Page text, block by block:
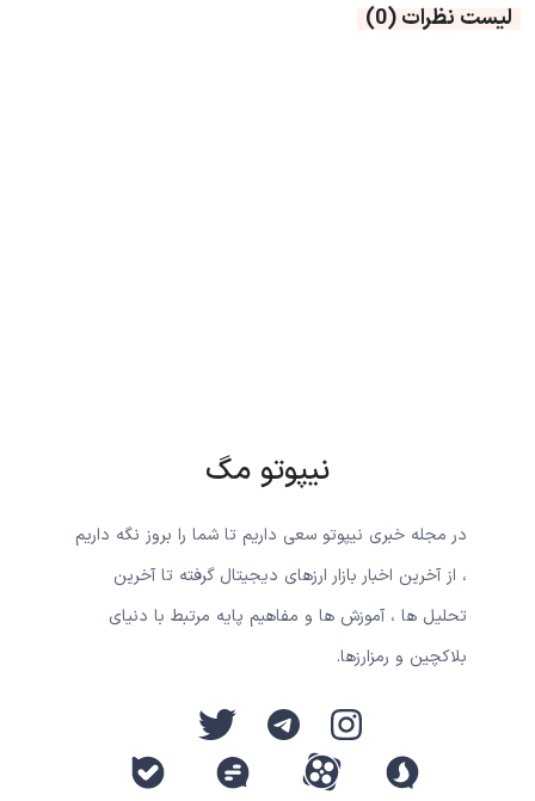
لیست نظرات(0)
نیپوتو مگ
در مجله خبری نیپوتو سعی داریم تا شما را بروز نگه داریم
، از آخرین اخبار بازار ارزهای دیجیتال گرفته تا آخرین
تحلیل ها ، آموزش ها و مفاهیم پایه مرتبط با دنیای
بلاکچین و رمزارزها.